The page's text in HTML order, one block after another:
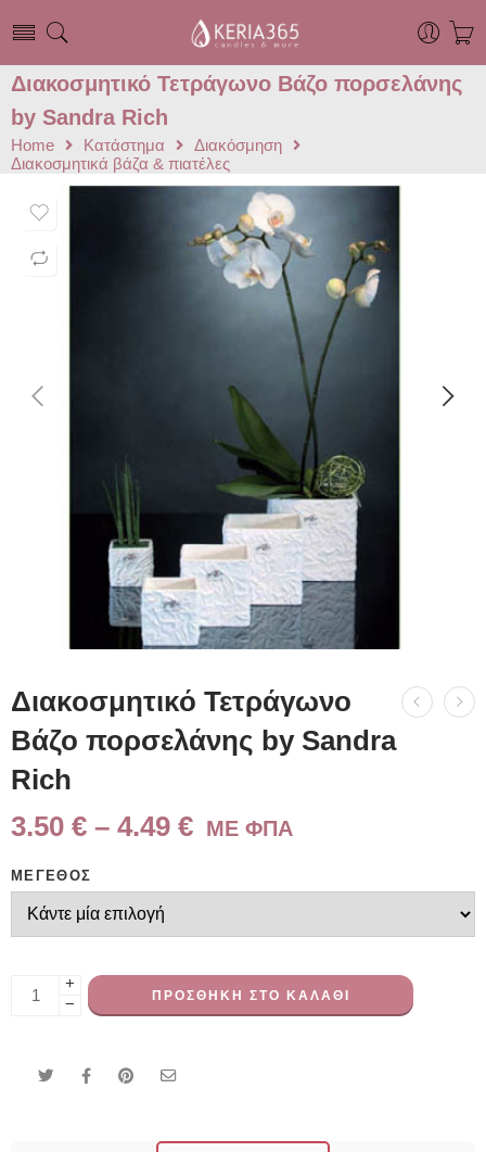
Διακοσμητικό Τετράγωνο Βάζο πορσελάνης
by Sandra Rich
Home Κατάστημα
Διακόσμηση
Διακοσμητικά βάζα & πιατέλες
Διακοσμητικό Τετράγωνο
Βάζο πορσελάνης by Sandra
Rich
3.50 € – 4.49 € ME ΦΠΑ
ΜΈΓΕΘΟΣ
+
−
ΠΡΟΣΘΉΚΗ ΣΤΟ ΚΑΛΆΘΙ